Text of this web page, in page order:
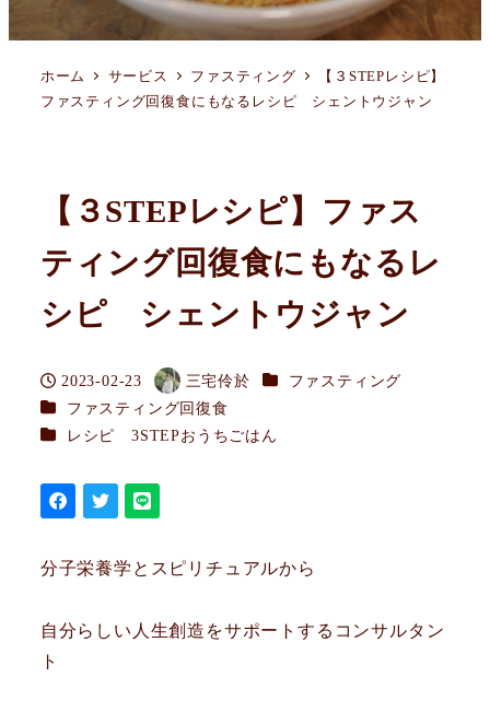
ホーム サービス ファスティング
【３STEPレシピ】
ファスティング回復食にもなるレシピ シェントウジャン
【３STEPレシピ】ファス
ティング回復食にもなるレ
シピ シェントウジャン
投稿日
2023-02-23
著
者
三宅伶於 カテゴリー
ファスティング
カテゴリー
ファスティング回復食
カテゴリー
レシピ 3STEPおうちごはん
分子栄養学とスピリチュアルから
自分らしい人生創造をサポートするコンサルタン
ト